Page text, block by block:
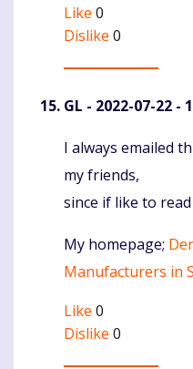
Like 0
Dislike 0
GL - 2022-07-22 -
Komentaras
I always emailed
my friends,
since if like to
My homepage;
Manufacturers in
Like 0
Dislike 0